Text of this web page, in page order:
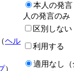
本人の発
人の発言のみ
区別しない
（ヘル
利用する
）
適用なし（